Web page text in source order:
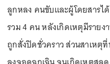
ลูกหลง คนขับและผู้โดยสารไ
รวม 4 คน หลังเกิดเหตุมีรายง
ถูกสั่งปิดชั่วคราว ส่วนสาเหตุ